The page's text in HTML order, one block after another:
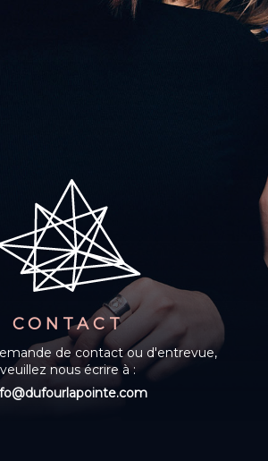
CONTACT
de contact ou d'entrevue,
veuillez nous écrire à :